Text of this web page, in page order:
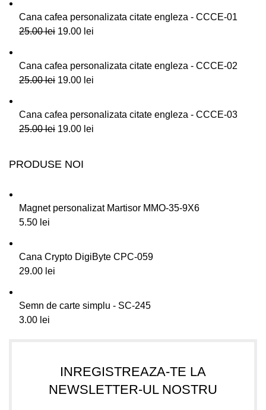
Cana cafea personalizata citate engleza - CCCE-01
25.00lei 19.00 lei
Cana cafea personalizata citate engleza - CCCE-02
25.00lei 19.00 lei
Cana cafea personalizata citate engleza - CCCE-03
25.00lei 19.00 lei
PRODUSE NOI
Magnet personalizat Martisor MMO-35-9X6
5.50 lei
Cana Crypto DigiByte CPC-059
29.00 lei
Semn de carte simplu - SC-245
3.00 lei
INREGISTREAZA-TE LA
NEWSLETTER-UL NOSTRU